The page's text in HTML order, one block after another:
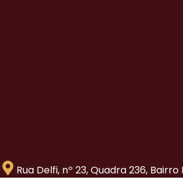
Rua Delfi, nº 23, Quadra 236,